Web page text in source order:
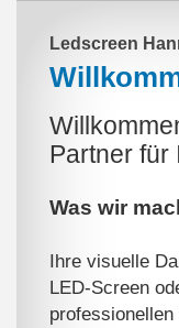
Ledscreen
Partner für
Was wir
Ihre visuelle
LED-Screen